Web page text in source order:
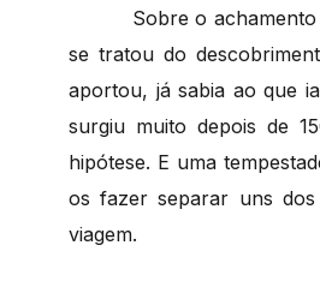
Sobre o
se tratou do
aportou, já sabia ao que
surgiu muito depois de
hipótese. E uma
os fazer separar uns
viagem.